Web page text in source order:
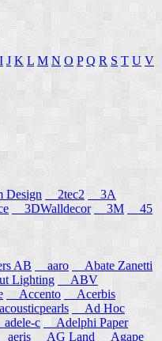
I J K L M N O P Q R S T U V
Design 2tec2
3A
3DWalldecor 3M
45
AB aaro
Abate Zanetti
Lighting
ABV
Accento
Acerbis
Ad Hoc
c
Adelphi Paper
aeris AG Land Agape